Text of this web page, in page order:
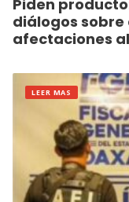
Piden
diálogos sobre
afectaciones
LEER MAS